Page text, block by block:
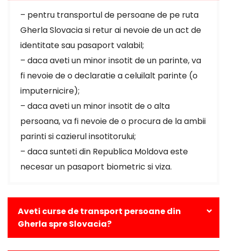
– pentru transportul de persoane de pe ruta
Gherla Slovacia si retur ai nevoie de un act de
identitate sau pasaport valabil;
– daca aveti un minor insotit de un parinte, va
fi nevoie de o declaratie a celuilalt parinte (o
imputernicire);
– daca aveti un minor insotit de o alta
persoana, va fi nevoie de o procura de la ambii
parinti si cazierul insotitorului;
– daca sunteti din Republica Moldova este
necesar un pasaport biometric si viza.
Aveti curse de transport persoane din
Gherla spre Slovacia?